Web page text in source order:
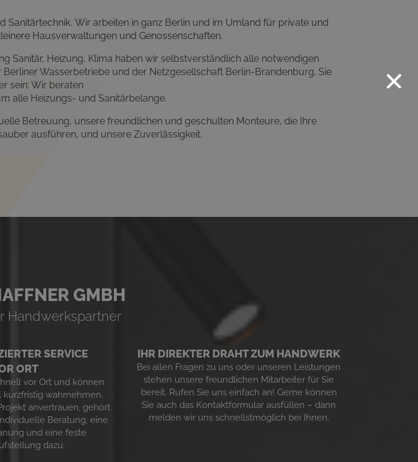
Sanitärtechnik. Wir arbeiten in ganz Berlin und im Umland für private und
Hausverwaltungen und Genossenschaften.
Sanitär, Heizung, Klima haben wir selbstverständlich alle notwendigen
Wasserbetriebe und der Netzgesellschaft Berlin-Brandenburg. Sie
sein: Wir beraten
alle Heizungs- und Sanitärbelange.
Betreuung, unsere freundlichen und geschulten Monteure, die Ihre
ausführen, und unsere Zuverlässigkeit.
GMBH
Handwerkspartner
SERVICE
ORT
vor Ort und können
kurzfristig wahrnehmen.
anvertrauen, gehört
Beratung, eine
und eine feste
dazu.
IHR DIREKTER DRAHT ZUM HANDWERK
Bei allen Fragen zu uns oder unseren Leistungen
stehen unsere freundlichen Mitarbeiter für Sie
bereit. Rufen Sie uns einfach an! Gerne können
Sie auch das Kontaktformular ausfüllen – dann
melden wir uns schnellstmöglich bei Ihnen.